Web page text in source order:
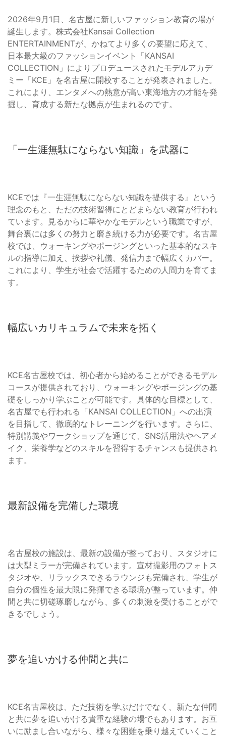
2026年9月1日、名古屋に新しいファッション教育の場が
誕生します。株式会社Kansai Collection
ENTERTAINMENTが、かねてより多くの要望に応えて、
日本最大級のファッションイベント「KANSAI
COLLECTION」によりプロデュースされたモデルアカデ
ミー「KCE」を名古屋に開校することが発表されました。
これにより、エンタメへの熱意が高い東海地方の才能を発
掘し、育成する新たな拠点が生まれるのです。
「一生涯無駄にならない知識」を武器に
KCEでは『一生涯無駄にならない知識を提供する』という
理念のもと、ただの技術習得にとどまらない教育が行われ
ています。見るからに華やかなモデルという職業ですが、
舞台裏には多くの努力と磨き続ける力が必要です。名古屋
校では、ウォーキングやポージングといった基本的なスキ
ルの指導に加え、挨拶や礼儀、発信力まで幅広くカバー。
これにより、学生が社会で活躍するための人間力を育てま
す。
幅広いカリキュラムで未来を拓く
KCE名古屋校では、初心者から始めることができるモデル
コースが提供されており、ウォーキングやポージングの基
礎をしっかり学ぶことが可能です。具体的な目標として、
名古屋でも行われる「KANSAI COLLECTION」への出演
を目指して、徹底的なトレーニングを行います。さらに、
特別講義やワークショップを通じて、SNS活用法やヘアメ
イク、栄養学などのスキルを習得するチャンスも提供され
ます。
最新設備を完備した環境
名古屋校の施設は、最新の設備が整っており、スタジオに
は大型ミラーが完備されています。宣材撮影用のフォトス
タジオや、リラックスできるラウンジも完備され、学生が
自分の個性を最大限に発揮できる環境が整っています。仲
間と共に切磋琢磨しながら、多くの刺激を受けることがで
きるでしょう。
夢を追いかける仲間と共に
KCE名古屋校は、ただ技術を学ぶだけでなく、新たな仲間
と共に夢を追いかける貴重な経験の場でもあります。お互
いに励まし合いながら、様々な困難を乗り越えていくこと